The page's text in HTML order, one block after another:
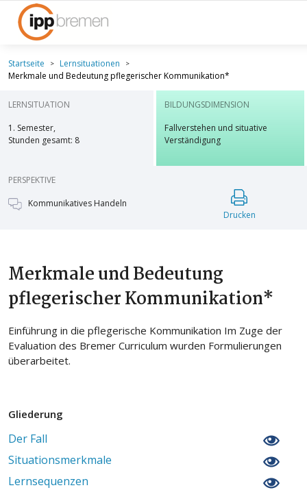
Startseite
Lernsituationen
Merkmale und Bedeutung pflegerischer Kommunikation*
LERNSITUATION
1. Semester,
Stunden gesamt: 8
BILDUNGSDIMENSION
Fallverstehen und situative
Verständigung
PERSPEKTIVE
Kommunikatives Handeln
Drucken
Merkmale und Bedeutung
pflegerischer Kommunikation*
Einführung in die pflegerische Kommunikation Im Zuge der
Evaluation des Bremer Curriculum wurden Formulierungen
überarbeitet.
Gliederung
Der Fall
Situationsmerkmale
Lernsequenzen